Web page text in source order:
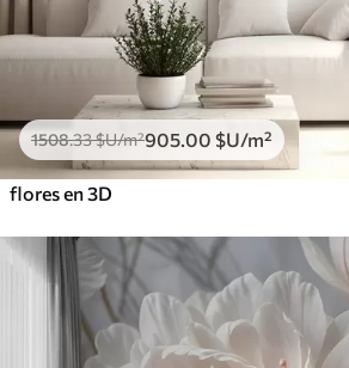
1508.33$U/m²905 .00 $U/m²
flores en 3D